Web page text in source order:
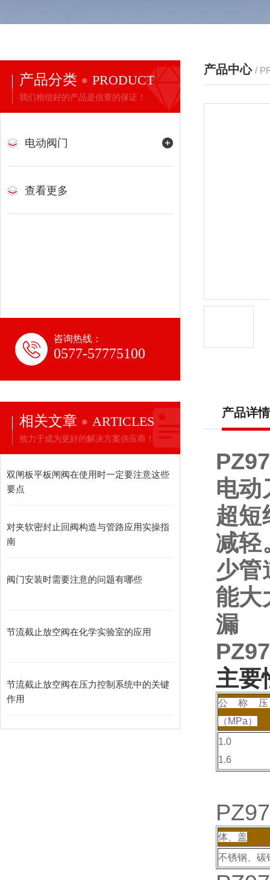
产品分类 PRODUCT
我们相信好的产品是信誉的保证！
电动阀门
查看更多
咨询热线：
0577-57775100
相关文章 ARTICLES
致力于成为更好的解决方案供应商！
双闸板平板闸阀在使用时一定要注意这些
要点
对夹软密封止回阀构造与管路应用实操指
南
阀门安装时需要注意的问题有哪些
节流截止放空阀在化学实验室的应用
节流截止放空阀在压力控制系统中的关键
作用
产品中心 /
产品详情
电动
超短
减轻
少管
能大
漏
主要
公称
（MPa）
1.0
1.6
体、盖
不锈钢、碳